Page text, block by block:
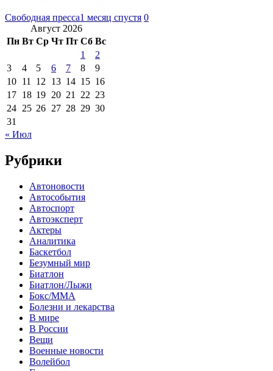
Свободная пресса1 месяц спустя 0
Август 2026
Пн Вт Ср Чт Пт Сб Вс
1
2
3
4 5 6 7 8
9
10 11 12 13 14 15 16
17 18 19 20 21 22 23
24 25 26 27 28 29 30
31
« Июл
Рубрики
Автоновости
Автособытия
Автоспорт
Автоэксперт
Актеры
Аналитика
Баскетбол
Безумный мир
Биатлон
Биатлон/Лыжи
Бокс/MMA
Болезни и лекарства
В мире
В России
Вещи
Военные новости
Волейбол